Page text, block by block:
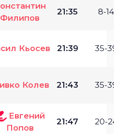
Филипов
21:35 8-
Кьосев 21:39 35-
Колев 21:43 35-
Евгений
Попов
21:47 20-